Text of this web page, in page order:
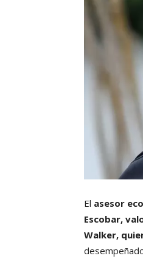
El asesor
Escobar,
Walker,